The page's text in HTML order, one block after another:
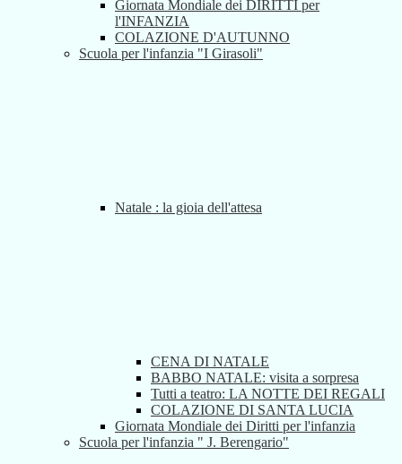
Giornata Mondiale dei DIRITTI per
l'INFANZIA
COLAZIONE D'AUTUNNO
Scuola per l'infanzia "I Girasoli"
Natale : la gioia dell'attesa
CENA DI NATALE
BABBO NATALE: visita a sorpresa
Tutti a teatro: LA NOTTE DEI REGALI
COLAZIONE DI SANTA LUCIA
Giornata Mondiale dei Diritti per l'infanzia
Scuola per l'infanzia " J. Berengario"